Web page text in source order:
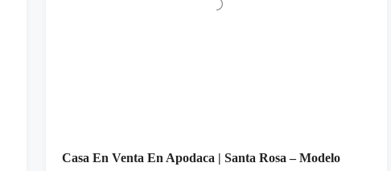
Casa En Venta En Apodaca | Santa Rosa – Modelo